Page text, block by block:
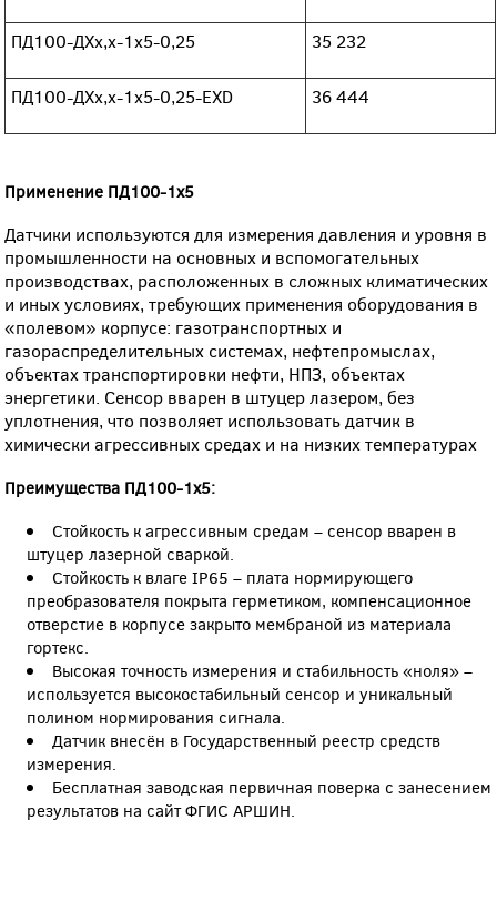
ПД100-ДХх,х-1х5-0,25 35 232
ПД100-ДХх,х-1х5-0,25-ЕХD 36 444
Применение ПД100-1х5
Датчики используются для измерения давления и уровня в
промышленности на основных и вспомогательных
производствах, расположенных в сложных климатических
и иных условиях, требующих применения оборудования в
«полевом» корпусе: газотранспортных и
газораспределительных системах, нефтепромыслах,
объектах транспортировки нефти, НПЗ, объектах
энергетики. Сенсор вварен в штуцер лазером, без
уплотнения, что позволяет использовать датчик в
химически агрессивных средах и на низких температурах
Преимущества ПД100-1х5:
Стойкость к агрессивным средам – сенсор вварен в
штуцер лазерной сваркой.
Стойкость к влаге IP65 – плата нормирующего
преобразователя покрыта герметиком, компенсационное
отверстие в корпусе закрыто мембраной из материала
гортекс.
Высокая точность измерения и стабильность «ноля» –
используется высокостабильный сенсор и уникальный
полином нормирования сигнала.
Датчик внесён в Государственный реестр средств
измерения.
Бесплатная заводская первичная поверка с занесением
результатов на сайт ФГИС АРШИН.